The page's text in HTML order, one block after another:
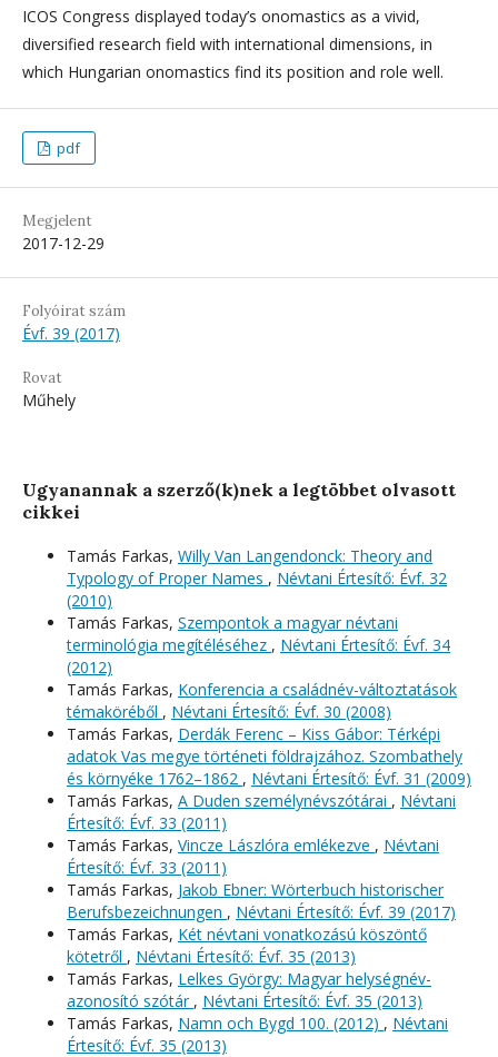
ICOS Congress displayed today’s onomastics as a vivid,
diversified research field with international dimensions, in
which Hungarian onomastics find its position and role well.
pdf
Megjelent
2017-12-29
Folyóirat szám
Évf. 39 (2017)
Rovat
Műhely
Ugyanannak a szerző(k)nek a legtöbbet olvasott
cikkei
Tamás Farkas, Willy Van Langendonck: Theory and
Typology of Proper Names , Névtani Értesítő: Évf. 32
(2010)
Tamás Farkas, Szempontok a magyar névtani
terminológia megítéléséhez , Névtani Értesítő: Évf. 34
(2012)
Tamás Farkas, Konferencia a családnév-változtatások
témaköréből , Névtani Értesítő: Évf. 30 (2008)
Tamás Farkas, Derdák Ferenc – Kiss Gábor: Térképi
adatok Vas megye történeti földrajzához. Szombathely
és környéke 1762–1862 , Névtani Értesítő: Évf. 31 (2009)
Tamás Farkas, A Duden személynévszótárai , Névtani
Értesítő: Évf. 33 (2011)
Tamás Farkas, Vincze Lászlóra emlékezve , Névtani
Értesítő: Évf. 33 (2011)
Tamás Farkas, Jakob Ebner: Wörterbuch historischer
Berufsbezeichnungen , Névtani Értesítő: Évf. 39 (2017)
Tamás Farkas, Két névtani vonatkozású köszöntő
kötetről , Névtani Értesítő: Évf. 35 (2013)
Tamás Farkas, Lelkes György: Magyar helységnév-
azonosító szótár , Névtani Értesítő: Évf. 35 (2013)
Tamás Farkas, Namn och Bygd 100. (2012) , Névtani
Értesítő: Évf. 35 (2013)